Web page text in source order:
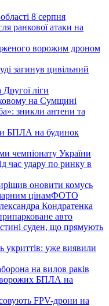
8 серпня
ранкової атаки на
ворожим дроном
загинув цивільний
ліги
на Сумщині
зникли антени та
БПЛА на будинок
чемпіонату України
час удару по ринку в
оновити комусь
цінамФОТО
Кондратенка
авто
суден, що прямують
укриттів: уже виявили
на вилов раків
БПЛА на
FPV-дрони на